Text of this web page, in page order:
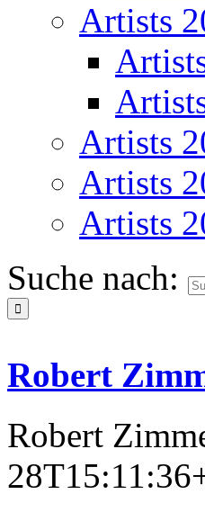
Artists
Artists
Artists
Artists
Suche nach:
Robert
Robert